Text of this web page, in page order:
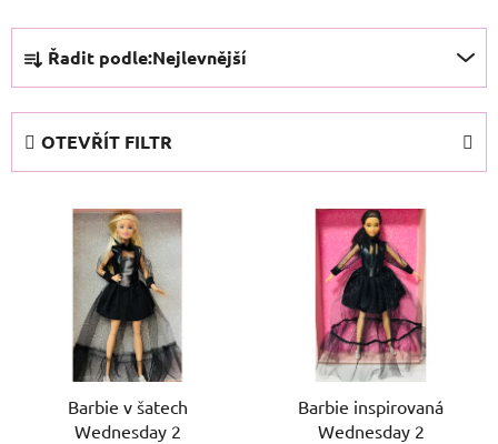
Ř
a
z
n
Řadit podle:Nejlevnější
OTEVŘÍT FILTR
Barbie v šatech
Wednesday 2
Barbie inspirovaná
Wednesday 2